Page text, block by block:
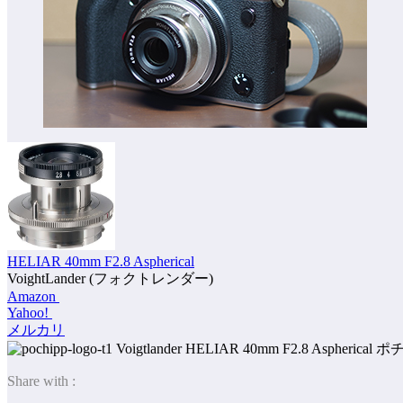
HELIAR 40mm F2.8 Aspherical
VoightLander (フォクトレンダー)
Amazon
Yahoo!
メルカリ
ポ
Share with :